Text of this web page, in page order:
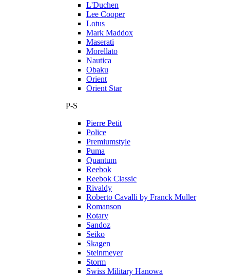
L'Duchen
Lee Cooper
Lotus
Mark Maddox
Maserati
Morellato
Nautica
Obaku
Orient
Orient Star
P-S
Pierre Petit
Police
Premiumstyle
Puma
Quantum
Reebok
Reebok Classic
Rivaldy
Roberto Cavalli by Franck Muller
Romanson
Rotary
Sandoz
Seiko
Skagen
Steinmeyer
Storm
Swiss Military Hanowa